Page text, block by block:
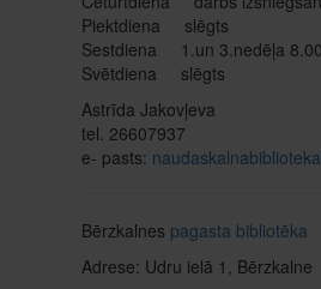
Piektdiena slēgts
Sestdiena 1.un 3.nedēļa
Svētdiena slēgts
Astrīda Jakovļeva
tel. 26607937
e- pasts:
Bērzkalnes pagasta bibliotēka
Adrese: Udru ielā 1, Bērzkalne